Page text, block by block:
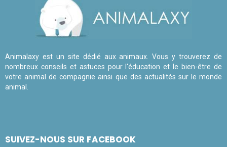
Animalaxy est un site dédié aux animaux. Vous y trouverez de
nombreux conseils et astuces pour l'éducation et le bien-être de
votre animal de compagnie ainsi que des actualités sur le monde
animal.
SUIVEZ-NOUS SUR FACEBOOK